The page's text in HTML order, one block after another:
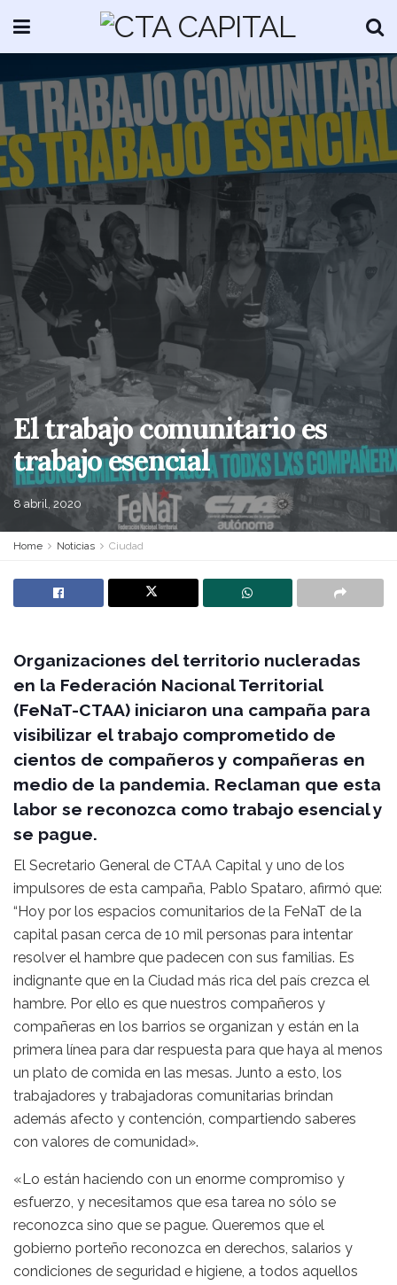
El trabajo comunitario es
trabajo esencial
8 abril, 2020
Home Noticias Ciudad
Organizaciones del territorio nucleradas
en la Federación Nacional Territorial
(FeNaT-CTAA) iniciaron una campaña para
visibilizar el trabajo comprometido de
cientos de compañeros y compañeras en
medio de la pandemia. Reclaman que esta
labor se reconozca como trabajo esencial y
se pague.
El Secretario General de CTAA Capital y uno de los
impulsores de esta campaña, Pablo Spataro, afirmó que:
“Hoy por los espacios comunitarios de la FeNaT de la
capital pasan cerca de 10 mil personas para intentar
resolver el hambre que padecen con sus familias. Es
indignante que en la Ciudad más rica del país crezca el
hambre. Por ello es que nuestros compañeros y
compañeras en los barrios se organizan y están en la
primera línea para dar respuesta para que haya al menos
un plato de comida en las mesas. Junto a esto, los
trabajadores y trabajadoras comunitarias brindan
además afecto y contención, compartiendo saberes
con valores de comunidad».
«Lo están haciendo con un enorme compromiso y
esfuerzo, y necesitamos que esa tarea no sólo se
reconozca sino que se pague. Queremos que el
gobierno porteño reconozca en derechos, salarios y
condiciones de seguridad e higiene, a todos aquellos